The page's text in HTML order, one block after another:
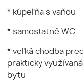
* kúpeľňa s vaňou
* samostatné WC
* veľká chodba
prakticky
bytu